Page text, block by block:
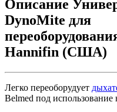
Описание
DynoMite для
Hannifin (США)
Легко переоборудует
Belmed под